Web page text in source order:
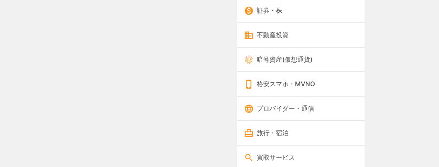
証券・株
不動産投資
暗号資産(仮想通貨)
格安スマホ・MVNO
プロバイダー・通信
旅行・宿泊
買取サービス